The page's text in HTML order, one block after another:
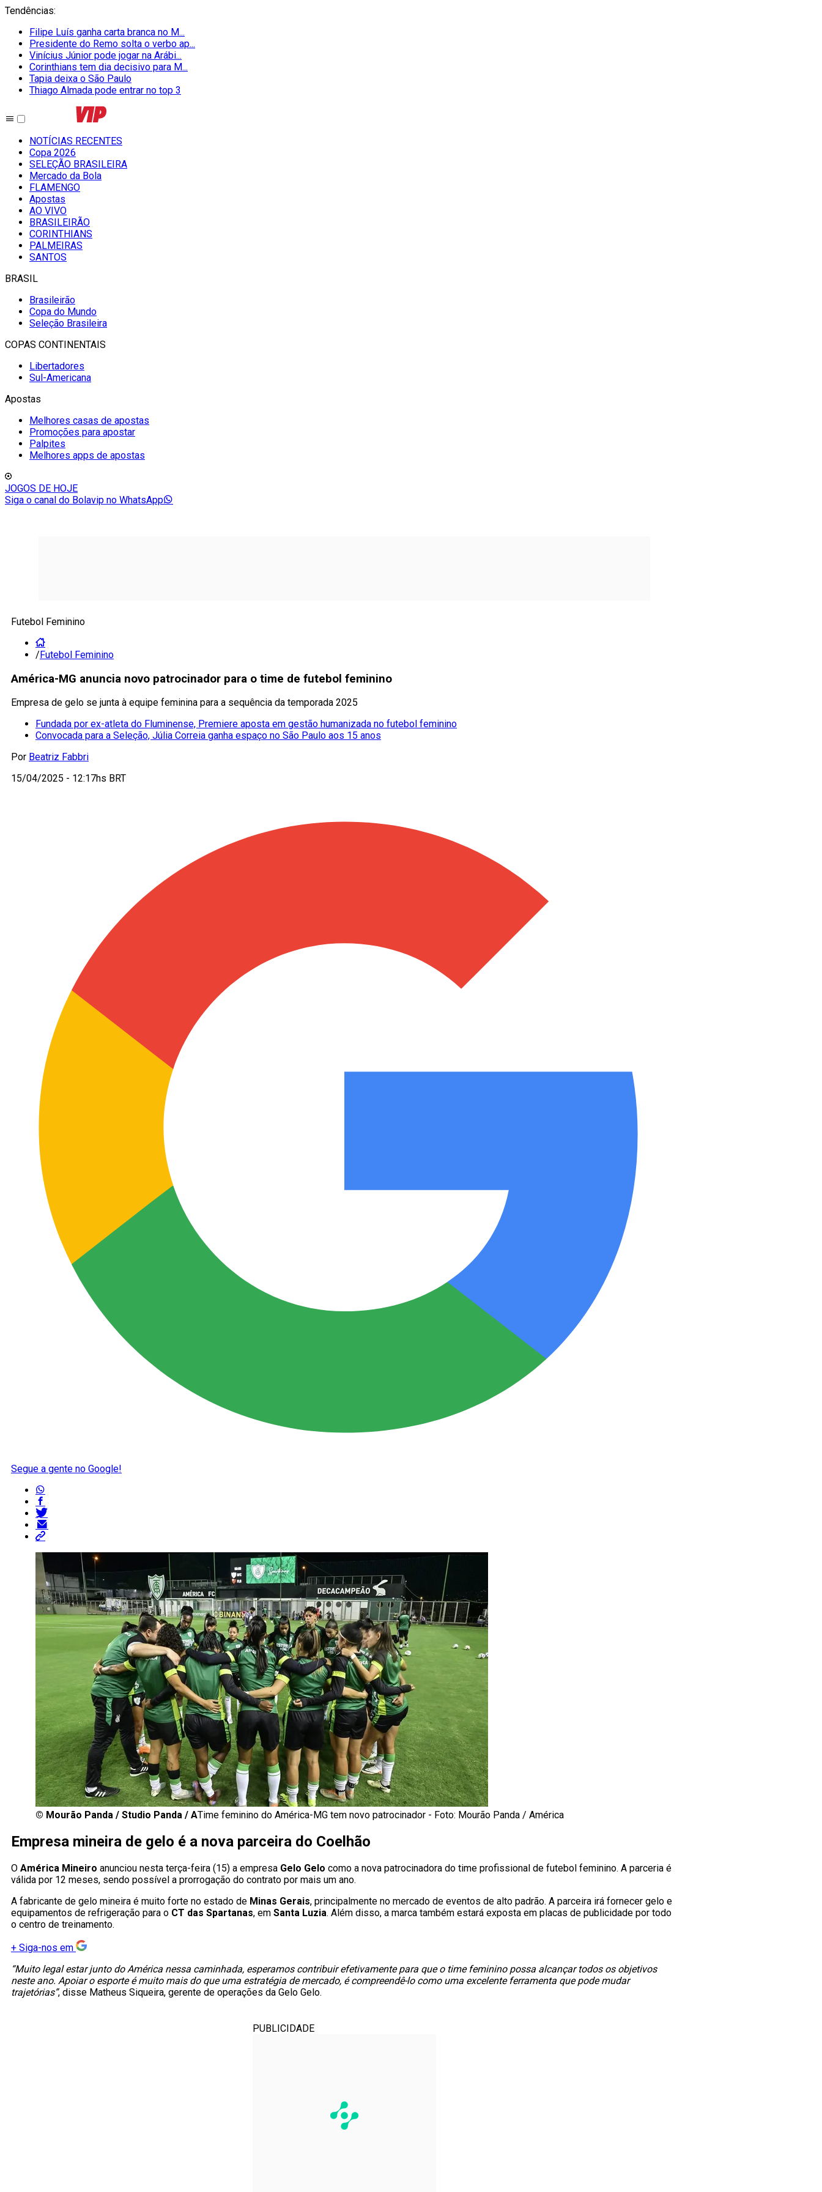
Tendências:
Filipe Luís ganha carta branca no M...
Presidente do Remo solta o verbo ap...
Vinícius Júnior pode jogar na Arábi...
Corinthians tem dia decisivo para M...
Tapia deixa o São Paulo
Thiago Almada pode entrar no top 3
NOTÍCIAS RECENTES
Copa 2026
SELEÇÃO BRASILEIRA
Mercado da Bola
FLAMENGO
Apostas
AO VIVO
BRASILEIRÃO
CORINTHIANS
PALMEIRAS
SANTOS
BRASIL
Brasileirão
Copa do Mundo
Seleção Brasileira
COPAS CONTINENTAIS
Libertadores
Sul-Americana
Apostas
Melhores casas de apostas
Promoções para apostar
Palpites
Melhores apps de apostas
JOGOS DE HOJE
Siga o canal do Bolavip no WhatsApp
Futebol Feminino
/Futebol Feminino
América-MG anuncia novo patrocinador para o time de futebol feminino
Empresa de gelo se junta à equipe feminina para a sequência da temporada 2025
Fundada por ex-atleta do Fluminense, Premiere aposta em gestão humanizada no futebol feminino
Convocada para a Seleção, Júlia Correia ganha espaço no São Paulo aos 15 anos
Por Beatriz Fabbri
15/04/2025 - 12:17hs BRT
Segue a gente no Google!
© Mourão Panda / Studio Panda / ATime feminino do América-MG tem novo patrocinador - Foto: Mourão Panda / América
Empresa mineira de gelo é a nova parceira do Coelhão
O América Mineiro anunciou nesta terça-feira (15) a empresa Gelo Gelo como a nova patrocinadora do time profissional de futebol feminino. A parceria é
válida por 12 meses, sendo possível a prorrogação do contrato por mais um ano.
A fabricante de gelo mineira é muito forte no estado de Minas Gerais, principalmente no mercado de eventos de alto padrão. A parceira irá fornecer gelo e
equipamentos de refrigeração para o CT das Spartanas, em Santa Luzia. Além disso, a marca também estará exposta em placas de publicidade por todo
o centro de treinamento.
+ Siga-nos em
“Muito legal estar junto do América nessa caminhada, esperamos contribuir efetivamente para que o time feminino possa alcançar todos os objetivos
neste ano. Apoiar o esporte é muito mais do que uma estratégia de mercado, é compreendê-lo como uma excelente ferramenta que pode mudar
trajetórias”, disse Matheus Siqueira, gerente de operações da Gelo Gelo.
PUBLICIDADE